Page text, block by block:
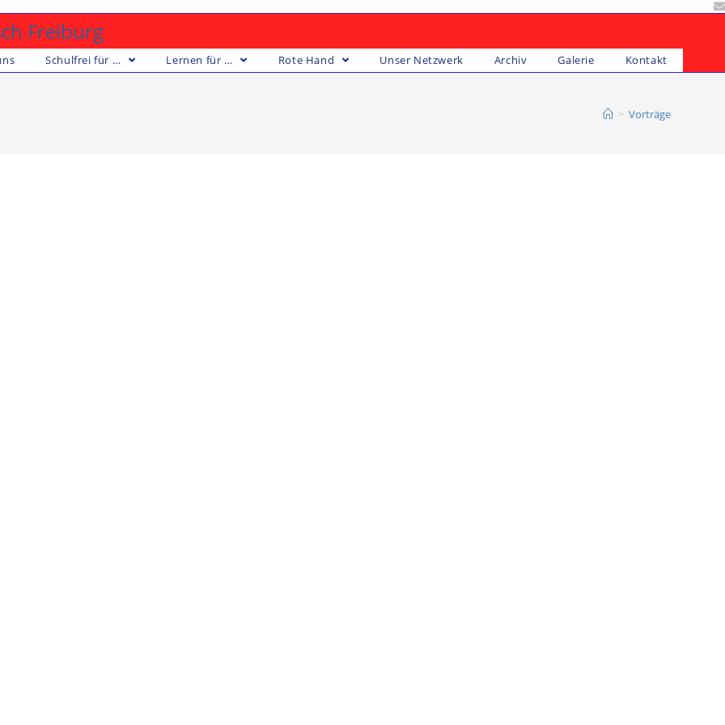
Freiburg
Schulfrei für … Lernen für … Rote Hand Unser Netzwerk Archiv Galerie Kontakt
> Vorträge